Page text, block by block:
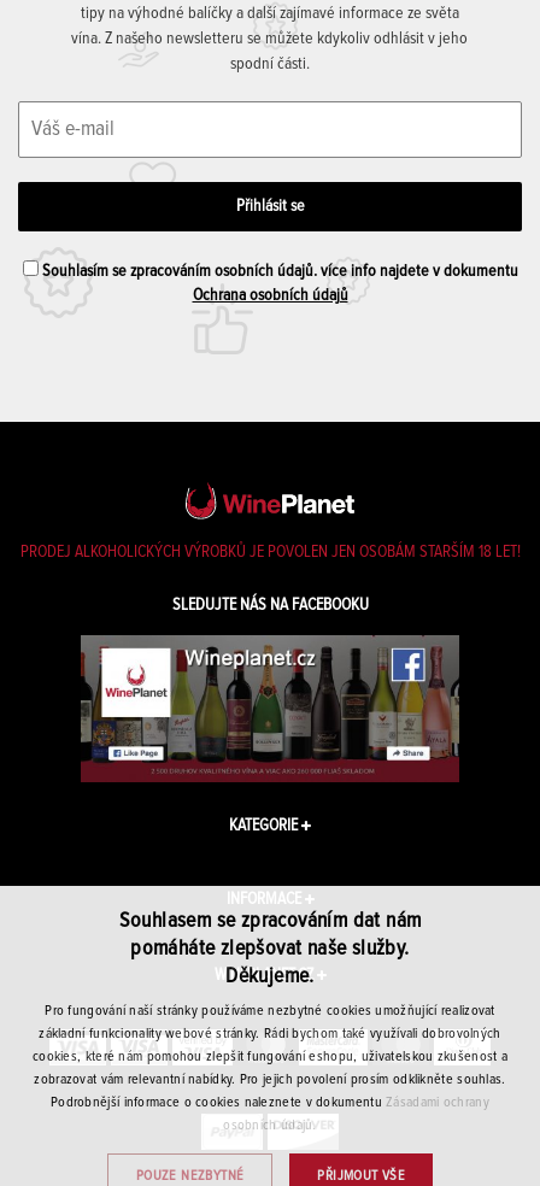
tipy na výhodné balíčky a další zajímavé informace ze světa
vína. Z našeho newsletteru se můžete kdykoliv odhlásit v jeho
spodní části.
Souhlasím se zpracováním osobních údajů. více info najdete v dokumentu
Ochrana osobních údajů
PRODEJ ALKOHOLICKÝCH VÝROBKŮ JE POVOLEN JEN OSOBÁM STARŠÍM 18 LET!
SLEDUJTE NÁS NA FACEBOOKU
KATEGORIE
INFORMACE
WINEPLANET.CZ
Souhlasem se zpracováním dat nám
pomáháte zlepšovat naše služby.
Děkujeme.
Pro fungování naší stránky používáme nezbytné cookies umožňující realizovat
základní funkcionality webové stránky. Rádi bychom také využívali dobrovolných
cookies, které nám pomohou zlepšit fungování eshopu, uživatelskou zkušenost a
zobrazovat vám relevantní nabídky. Pro jejich povolení prosím odklikněte souhlas.
Podrobnější informace o cookies naleznete v dokumentuZásadami ochrany
osobních údajů.
PŘIJMOUT VŠE
POUZE NEZBYTNÉ